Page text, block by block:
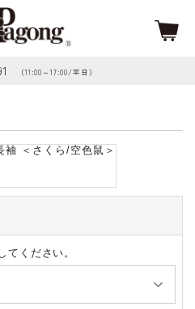
（11:00～17:00/平日）
袖 ＜さくら/空色鼠＞
てください。